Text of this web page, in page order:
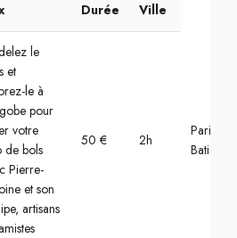
Durée Ville
le
et
le à
pour
votre
de bols
Pierre-
et son
artisans
50 € 2h
Paris,